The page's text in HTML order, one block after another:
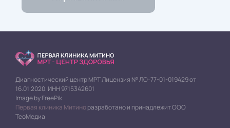
Диагностический центр МРТ Лицензия № ЛО-77-01-019429 от
16.01.2020. ИНН 9715342601
Image by FreePik
Первая клиника Митиноразработано и принадлежит ООО
ТеоМедиа